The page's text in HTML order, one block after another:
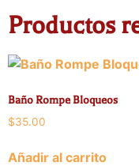
Productos
Baño Rompe Bloqueos
$35.00
Añadir al carrito